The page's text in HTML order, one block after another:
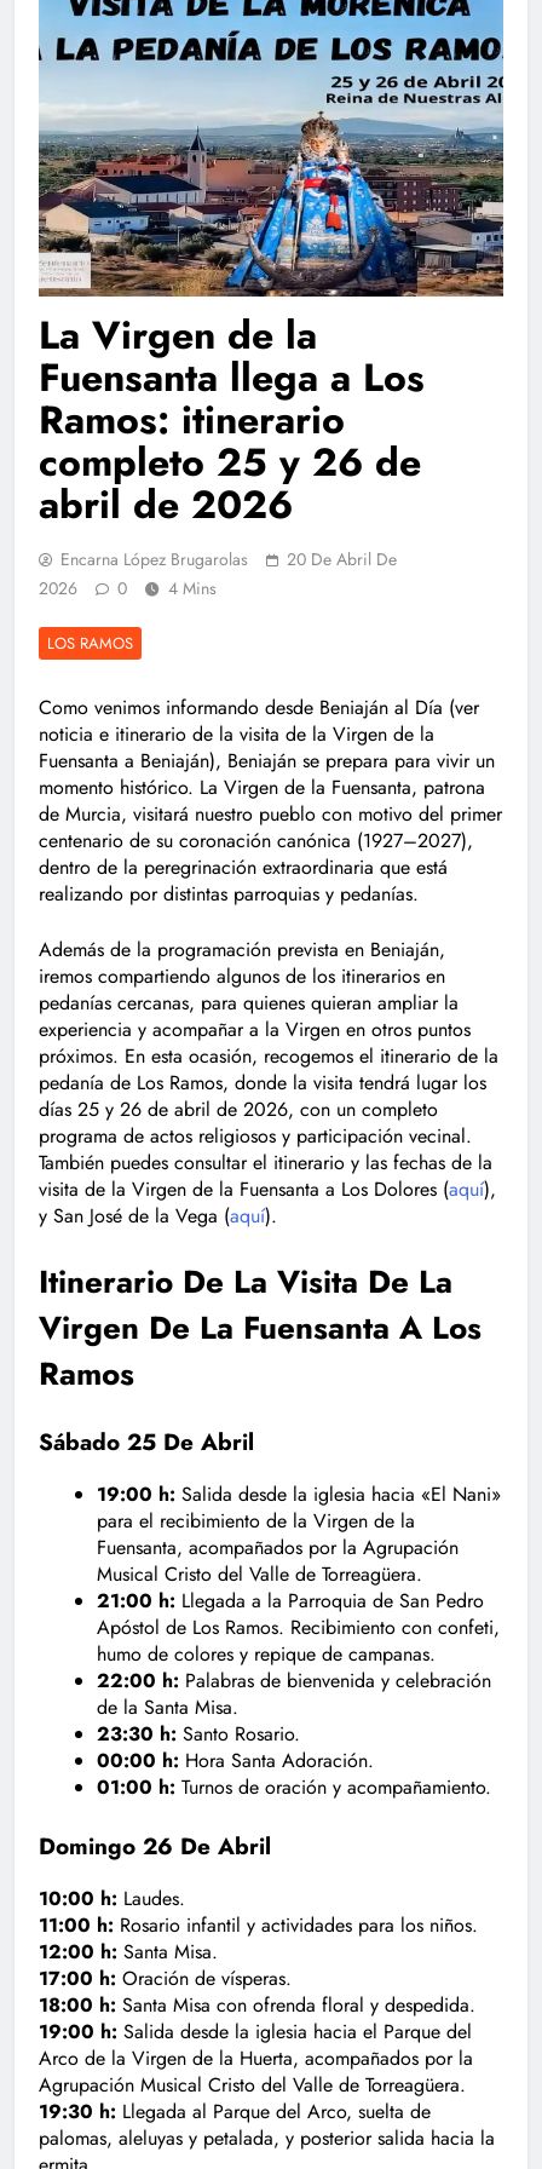
La Virgen de la
Fuensanta llega a Los
Ramos: itinerario
completo 25 y 26 de
abril de 2026
Encarna López Brugarolas
20 De Abril De
2026
0 4 Mins
LOS RAMOS
Como venimos informando desde Beniaján al Día (ver
noticia e itinerario de la visita de la Virgen de la
Fuensanta a Beniaján), Beniaján se prepara para vivir un
momento histórico. La Virgen de la Fuensanta, patrona
de Murcia, visitará nuestro pueblo con motivo del primer
centenario de su coronación canónica (1927–2027),
dentro de la peregrinación extraordinaria que está
realizando por distintas parroquias y pedanías.
Además de la programación prevista en Beniaján,
iremos compartiendo algunos de los itinerarios en
pedanías cercanas, para quienes quieran ampliar la
experiencia y acompañar a la Virgen en otros puntos
próximos. En esta ocasión, recogemos el itinerario de la
pedanía de Los Ramos, donde la visita tendrá lugar los
días 25 y 26 de abril de 2026, con un completo
programa de actos religiosos y participación vecinal.
También puedes consultar el itinerario y las fechas de la
visita de la Virgen de la Fuensanta a Los Dolores (aquí),
y San José de la Vega (aquí).
Itinerario De La Visita De La
Virgen De La Fuensanta A Los
Ramos
Sábado 25 De Abril
19:00 h: Salida desde la iglesia hacia «El Nani»
para el recibimiento de la Virgen de la
Fuensanta, acompañados por la Agrupación
Musical Cristo del Valle de Torreagüera.
21:00 h: Llegada a la Parroquia de San Pedro
Apóstol de Los Ramos. Recibimiento con confeti,
humo de colores y repique de campanas.
22:00 h: Palabras de bienvenida y celebración
de la Santa Misa.
23:30 h: Santo Rosario.
00:00 h: Hora Santa Adoración.
01:00 h: Turnos de oración y acompañamiento.
Domingo 26 De Abril
10:00 h: Laudes.
11:00 h: Rosario infantil y actividades para los niños.
12:00 h: Santa Misa.
17:00 h: Oración de vísperas.
18:00 h: Santa Misa con ofrenda floral y despedida.
19:00 h: Salida desde la iglesia hacia el Parque del
Arco de la Virgen de la Huerta, acompañados por la
Agrupación Musical Cristo del Valle de Torreagüera.
19:30 h: Llegada al Parque del Arco, suelta de
palomas, aleluyas y petalada, y posterior salida hacia la